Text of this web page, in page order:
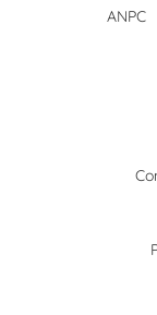
ANPC